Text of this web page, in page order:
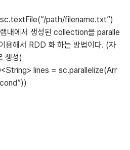
path/filename.txt”)
내에서 생성된 collection을 paralle
용해서 RDD 화 하는 방법이다. (자
생성)
lines = sc.parallelize(Arr